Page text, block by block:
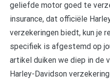
geliefde motor goed te
insurance, dat officiële
verzekeringen biedt, kun je
specifiek is afgestemd op
artikel duiken we diep in de
Harley-Davidson